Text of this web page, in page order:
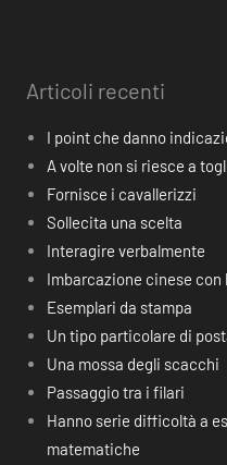
Articoli recenti
I point che danno
A volte non si riesce a
Fornisce i cavallerizzi
Sollecita una scelta
Interagire verbalmente
Imbarcazione cinese con
Esemplari da stampa
Un tipo particolare di
Una mossa degli scacchi
Passaggio tra i filari
Hanno serie difficoltà a
matematiche